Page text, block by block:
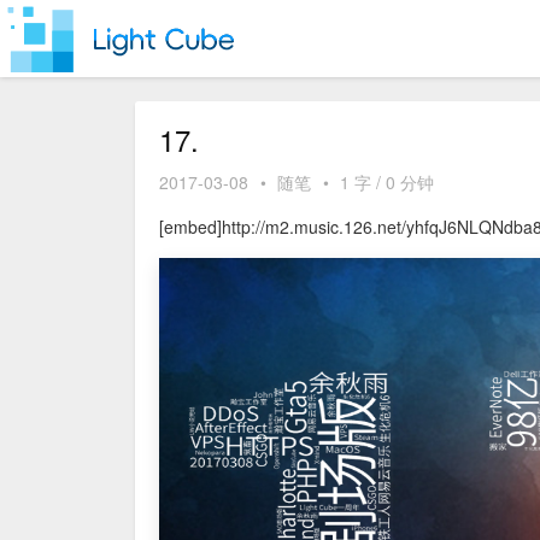
17.
2017-03-08 • 随笔 • 1 字 / 0 分钟
[embed]http://m2.music.126.net/